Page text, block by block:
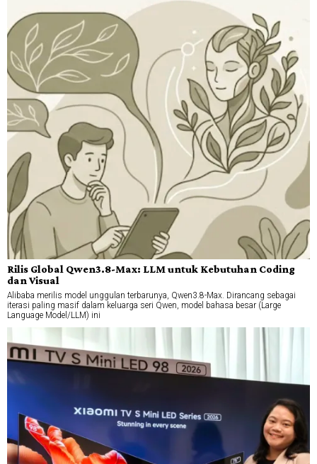
Rilis Global Qwen3.8-Max: LLM untuk Kebutuhan Coding
dan Visual
Alibaba merilis model unggulan terbarunya, Qwen3.8-Max. Dirancang sebagai
iterasi paling masif dalam keluarga seri Qwen, model bahasa besar (Large
Language Model/LLM) ini